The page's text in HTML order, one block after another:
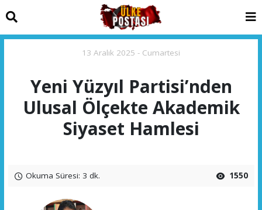
13 Aralık 2025 - Cumartesi
Yeni Yüzyıl Partisi’nden
Ulusal Ölçekte Akademik
Siyaset Hamlesi
Okuma Süresi: 3 dk. 1550